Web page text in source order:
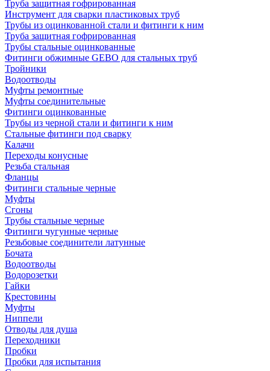
Труба защитная гофрированная
Инструмент для сварки пластиковых труб
Трубы из оцинкованной стали и фитинги к ним
Труба защитная гофрированная
Трубы стальные оцинкованные
Фитинги обжимные GEBO для стальных труб
Тройники
Водоотводы
Муфты ремонтные
Муфты соединительные
Фитинги оцинкованные
Трубы из черной стали и фитинги к ним
Стальные фитинги под сварку
Калачи
Переходы конусные
Резьба стальная
Фланцы
Фитинги стальные черные
Муфты
Сгоны
Трубы стальные черные
Фитинги чугунные черные
Резьбовые соединители латунные
Бочата
Водоотводы
Водорозетки
Гайки
Крестовины
Муфты
Ниппели
Отводы для душа
Переходники
Пробки
Пробки для испытания